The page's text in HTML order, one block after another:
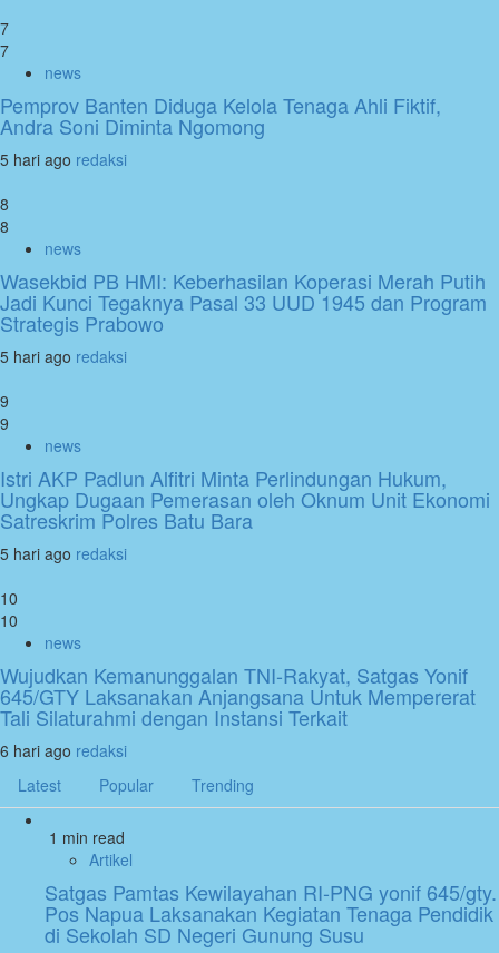
7
7
news
Pemprov Banten Diduga Kelola Tenaga Ahli Fiktif,
Andra Soni Diminta Ngomong
5 hari ago redaksi
8
8
news
Wasekbid PB HMI: Keberhasilan Koperasi Merah Putih
Jadi Kunci Tegaknya Pasal 33 UUD 1945 dan Program
Strategis Prabowo
5 hari ago redaksi
9
9
news
Istri AKP Padlun Alfitri Minta Perlindungan Hukum,
Ungkap Dugaan Pemerasan oleh Oknum Unit Ekonomi
Satreskrim Polres Batu Bara
5 hari ago redaksi
10
10
news
Wujudkan Kemanunggalan TNI-Rakyat, Satgas Yonif
645/GTY Laksanakan Anjangsana Untuk Mempererat
Tali Silaturahmi dengan Instansi Terkait
6 hari ago redaksi
Latest
Popular Trending
1 min read
Artikel
Satgas Pamtas Kewilayahan RI-PNG yonif 645/gty.
Pos Napua Laksanakan Kegiatan Tenaga Pendidik
di Sekolah SD Negeri Gunung Susu